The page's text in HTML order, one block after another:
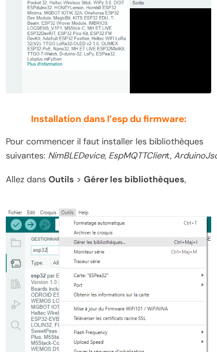
Installation dans l’esp du firmware:
Pour commencer il faut installer les bibliothèques
suivantes: NimBLEDevice, EspMQTTClient,
Allez dans Outils > Gérer les bibliothèques,